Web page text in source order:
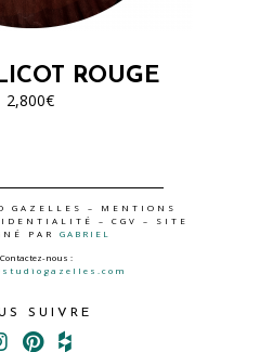
ROUGE
2,800€
GAZELLES –
MENTIONS
– CGV
– SITE
PAR GABRIEL
Contactez-nous :
SUIVRE